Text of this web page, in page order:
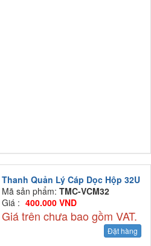
Thanh Quản Lý Cáp Dọc Hộp 32U
Mã sản phẩm: TMC-VCM32
Giá : 400.000 VND
Giá trên chưa bao gồm VAT.
Đặt hàng